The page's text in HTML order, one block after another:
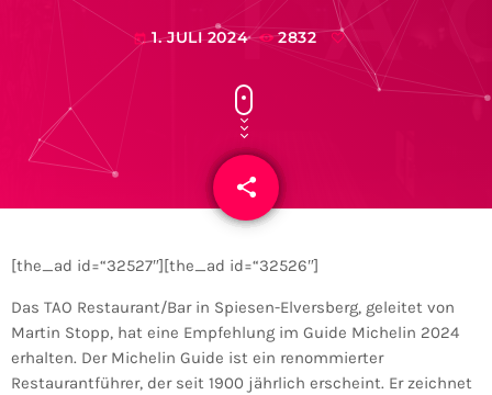
today 1. JULI 2024 2832
share
email
[the_ad id=“32527″][the_ad id=“32526″]
Das TAO Restaurant/Bar in Spiesen-Elversberg, geleitet von
Martin Stopp, hat eine Empfehlung im Guide Michelin 2024
erhalten. Der Michelin Guide ist ein renommierter
Restaurantführer, der seit 1900 jährlich erscheint. Er zeichnet